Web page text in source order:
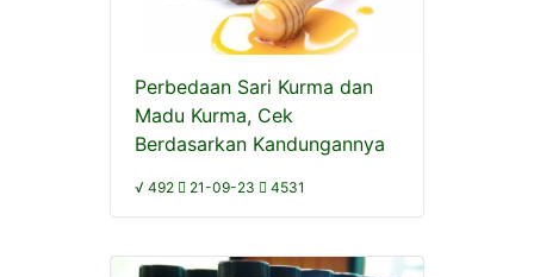
Perbedaan Sari Kurma dan
Madu Kurma, Cek
Berdasarkan Kandungannya
√ 492 21-09-23 4531